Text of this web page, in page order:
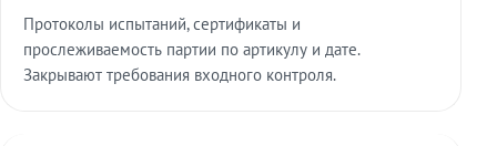
Протоколы испытаний, сертификаты и
прослеживаемость партии по артикулу и дате.
Закрывают требования входного контроля.